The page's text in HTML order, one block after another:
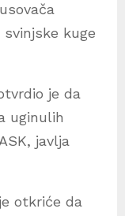
kuge
je da
uginulih
javlja
otkriće da